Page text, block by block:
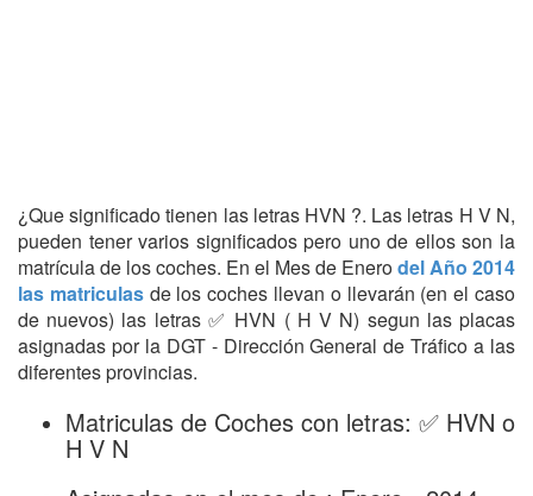
¿Que significado tienen las letras HVN ?. Las letras H V N,
pueden tener varios significados pero uno de ellos son la
matrícula de los coches. En el Mes de Enerodel Año 2014
las matriculas de los coches llevan o llevarán (en el caso
de nuevos) las letras ✅ HVN ( H V N) segun las placas
asignadas por la DGT - Dirección General de Tráfico a las
diferentes provincias.
Matriculas de Coches con letras: ✅ HVN o
H V N